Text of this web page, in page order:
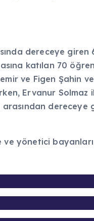
dereceye giren
katılan 70
ve Figen Şahin
Ervanur Solmaz
arasından dereceye
ve yönetici